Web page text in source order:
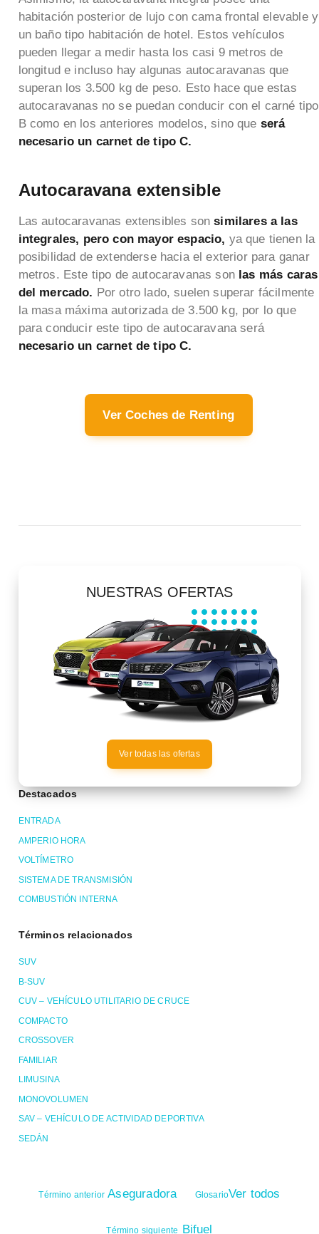
habitación posterior de lujo con cama frontal elevable y
un baño tipo habitación de hotel. Estos vehículos
pueden llegar a medir hasta los casi 9 metros de
longitud e incluso hay algunas autocaravanas que
superan los 3.500 kg de peso. Esto hace que estas
autocaravanas no se puedan conducir con el carné tipo
B como en los anteriores modelos, sino que será
necesario un carnet de tipo C.
Autocaravana extensible
Las autocaravanas extensibles sonsimilares a las
integrales, pero con mayor espacio, ya que tienen la
posibilidad de extenderse hacia el exterior para ganar
metros. Este tipo de autocaravanas son las más caras
del mercado. Por otro lado, suelen superar fácilmente
la masa máxima autorizada de 3.500 kg, por lo que
para conducir este tipo de autocaravana será
necesario un carnet de tipo C.
Ver Coches de Renting
NUESTRAS OFERTAS
Ver todas las ofertas
Destacados
ENTRADA
AMPERIO HORA
VOLTÍMETRO
SISTEMA DE TRANSMISIÓN
COMBUSTIÓN INTERNA
Términos relacionados
SUV
B-SUV
CUV – VEHÍCULO UTILITARIO DE CRUCE
COMPACTO
CROSSOVER
FAMILIAR
LIMUSINA
MONOVOLUMEN
SAV – VEHÍCULO DE ACTIVIDAD DEPORTIVA
SEDÁN
Término anterior Aseguradora GlosarioVer todos
Término siguiente Bifuel